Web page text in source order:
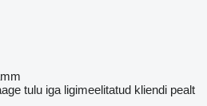
tulu iga ligimeelitatud kliendi pealt